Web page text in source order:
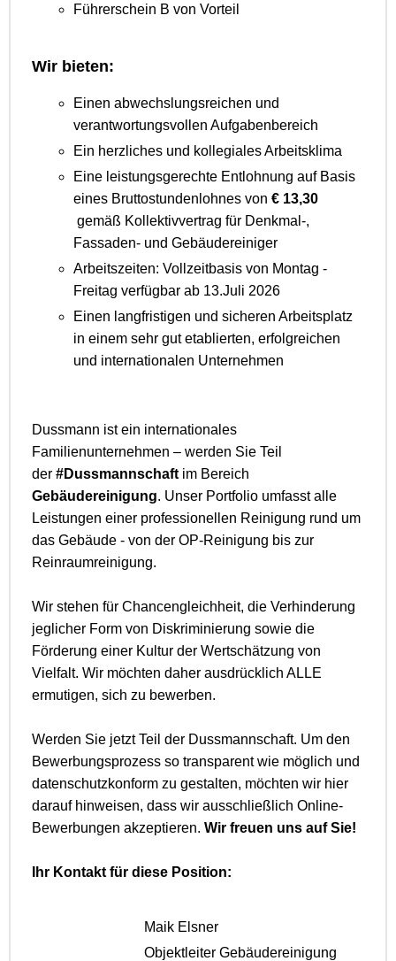
Führerschein B von Vorteil
Wir bieten:
Einen abwechslungsreichen und
verantwortungsvollen Aufgabenbereich
Ein herzliches und kollegiales Arbeitsklima
Eine leistungsgerechte Entlohnung auf Basis
eines Bruttostundenlohnes von € 13,30
gemäß Kollektivvertrag für Denkmal-,
Fassaden- und Gebäudereiniger
Arbeitszeiten: Vollzeitbasis von Montag -
Freitag verfügbar ab 13.Juli 2026
Einen langfristigen und sicheren Arbeitsplatz
in einem sehr gut etablierten, erfolgreichen
und internationalen Unternehmen
Dussmann ist ein internationales
Familienunternehmen – werden Sie Teil
der #Dussmannschaft im Bereich
Gebäudereinigung. Unser Portfolio umfasst alle
Leistungen einer professionellen Reinigung rund um
das Gebäude - von der OP-Reinigung bis zur
Reinraumreinigung.
Wir stehen für Chancengleichheit, die Verhinderung
jeglicher Form von Diskriminierung sowie die
Förderung einer Kultur der Wertschätzung von
Vielfalt. Wir möchten daher ausdrücklich ALLE
ermutigen, sich zu bewerben.
Werden Sie jetzt Teil der Dussmannschaft. Um den
Bewerbungsprozess so transparent wie möglich und
datenschutzkonform zu gestalten, möchten wir hier
darauf hinweisen, dass wir ausschließlich Online-
Bewerbungen akzeptieren. Wir freuen uns auf Sie!
Ihr Kontakt für diese Position:
Maik Elsner
Objektleiter Gebäudereinigung